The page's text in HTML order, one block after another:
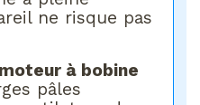
ne risque pas
à bobine
pâles